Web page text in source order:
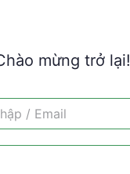
mừng trở lại!